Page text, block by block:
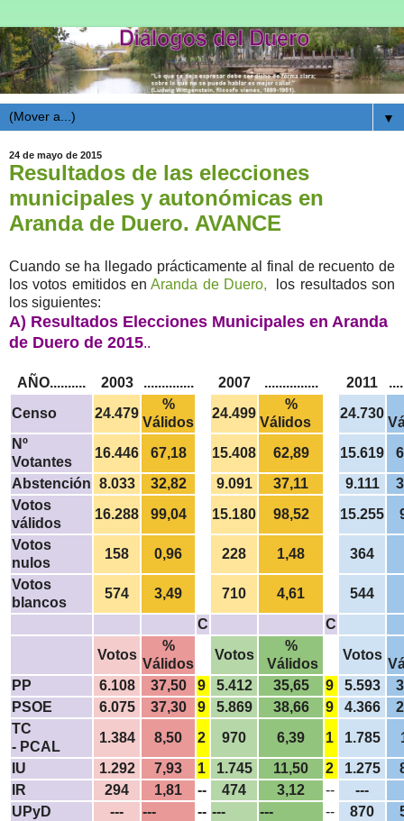
▼
24 de mayo de 2015
Resultados de las elecciones
municipales y autonómicas en
Aranda de Duero. AVANCE
Cuando se ha llegado prácticamente al final de recuento de
los votos emitidos enAranda de Duero,
los resultados son
los siguientes:
A) Resultados Elecciones Municipales en Aranda
de Duero de 2015..
AÑO.......... 2003 .............. 2007 ............... 2011
Censo
24.479
%
Válidos
24.499
%
Válidos
24.730
Nº
Votantes
16.446 67,18 15.408 62,89 15.619
Abstención 8.033 32,82 9.091 37,11 9.111
Votos
válidos
16.288 99,04 15.180 98,52 15.255
Votos
nulos
158 0,96 228 1,48 364
Votos
blancos
574 3,49 710 4,61 544
C
C
Votos
%
Válidos
Votos
%
Válidos
Votos
PP
6.108 37,50 9 5.412 35,65 9 5.593
PSOE
6.075 37,30 9 5.869 38,66 9 4.366
TC
- PCAL
1.384 8,50 2 970 6,39 1 1.785
IU
1.292 7,93 1 1.745 11,50 2 1.275
IR
294 1,81 -- 474 3,12 --
---
UPyD
--- --- -- --- --- -- 870